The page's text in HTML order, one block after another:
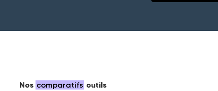
Nos comparatifs outils